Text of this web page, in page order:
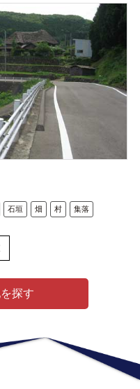
石垣 畑 村 集落
探す